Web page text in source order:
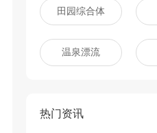
田园综合体
温泉漂流
热门资讯